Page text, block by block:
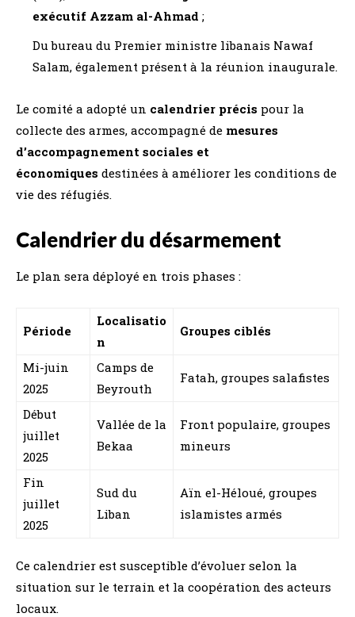
exécutif Azzam al-Ahmad ;
Du bureau du Premier ministre libanais Nawaf
Salam, également présent à la réunion inaugurale.
Le comité a adopté un calendrier précis pour la
collecte des armes, accompagné de mesures
d’accompagnement sociales et
économiques destinées à améliorer les conditions de
vie des réfugiés.
Calendrier du désarmement
Le plan sera déployé en trois phases :
Période
Localisatio
n
Groupes ciblés
Mi-juin
2025
Camps de
Beyrouth
Fatah, groupes salafistes
Début
juillet
2025
Vallée de la
Bekaa
Front populaire, groupes
mineurs
Fin
juillet
2025
Sud du
Liban
Aïn el-Héloué, groupes
islamistes armés
Ce calendrier est susceptible d’évoluer selon la
situation sur le terrain et la coopération des acteurs
locaux.